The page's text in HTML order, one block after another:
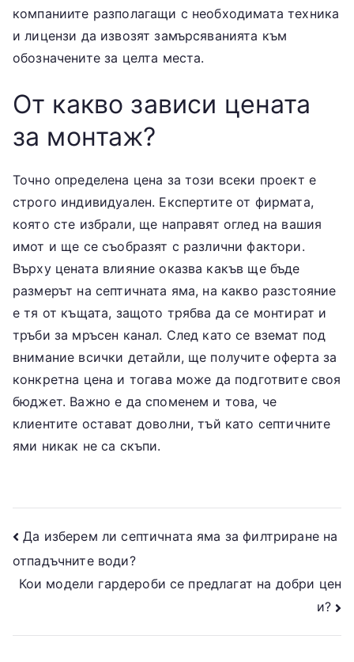
компаниите разполагащи с необходимата техника
и лицензи да извозят замърсяванията към
обозначените за целта места.
От какво зависи цената
за монтаж?
Точно определена цена за този всеки проект е
строго индивидуален. Експертите от фирмата,
която сте избрали, ще направят оглед на вашия
имот и ще се съобразят с различни фактори.
Върху цената влияние оказва какъв ще бъде
размерът на септичната яма, на какво разстояние
е тя от къщата, защото трябва да се монтират и
тръби за мръсен канал. След като се вземат под
внимание всички детайли, ще получите оферта за
конкретна цена и тогава може да подготвите своя
бюджет. Важно е да споменем и това, че
клиентите остават доволни, тъй като септичните
ями никак не са скъпи.
Post
navigation
Да изберем ли септичната яма за филтриране на
отпадъчните води?
Кои модели гардероби се предлагат на добри цен
и?